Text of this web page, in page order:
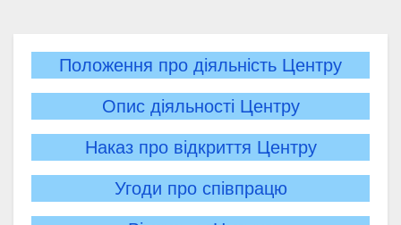
Положення про діяльність Центру
Опис діяльності Центру
Наказ про відкриття Центру
Угоди про співпрацю